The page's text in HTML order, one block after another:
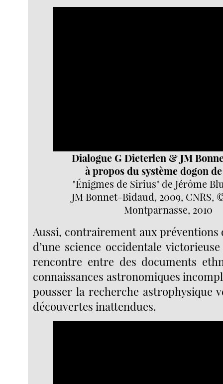
Dialogue G Dieterlen & JM
à propos du système dogon
"Énigmes de Sirius" de Jérôme
JM Bonnet-Bidaud, 2009, CNRS,
Montparnasse, 2010
Aussi, contrairement aux
d’une science occidentale
rencontre entre des documents
connaissances astronomiques
pousser la recherche astrophysique
découvertes inattendues.